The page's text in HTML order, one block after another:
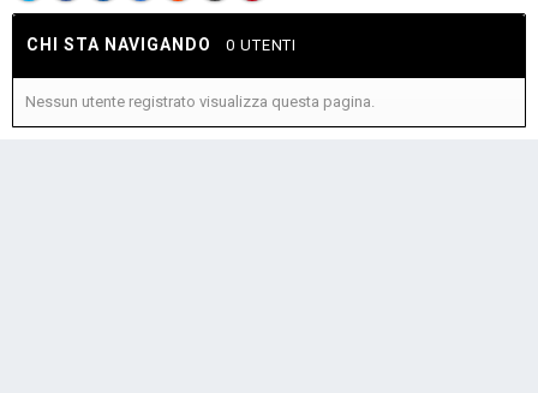
CHI STA NAVIGANDO 0 UTENTI
Nessun utente registrato visualizza questa pagina.